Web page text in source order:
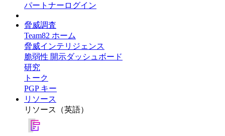
パートナーログイン
脅威調査
Team82 ホーム
脅威インテリジェンス
脆弱性 開示ダッシュボード
研究
トーク
PGP キー
リソース
リソース（英語）